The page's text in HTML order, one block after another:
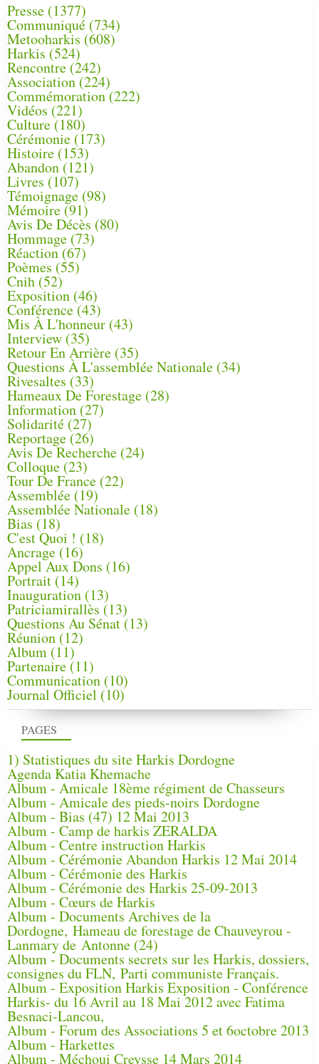
PAGES
1) Statistiques du site Harkis Dordogne
Agenda Katia Khemache
Album - Amicale 18ème régiment de Chasseurs
Album - Amicale des pieds-noirs Dordogne
Album - Bias (47) 12 Mai 2013
Album - Camp de harkis ZERALDA
Album - Centre instruction Harkis
Album - Cérémonie Abandon Harkis 12 Mai 2014
Album - Cérémonie des Harkis
Album - Cérémonie des Harkis 25-09-2013
Album - Cœurs de Harkis
Album - Documents Archives de la
Dordogne, Hameau de forestage de Chauveyrou -
Lanmary de Antonne (24)
Album - Documents secrets sur les Harkis, dossiers,
consignes du FLN, Parti communiste Français.
Album - Exposition Harkis Exposition - Conférence
Harkis- du 16 Avril au 18 Mai 2012 avec Fatima
Besnaci-Lancou,
Album - Forum des Associations 5 et 6octobre 2013
Album - Harkettes
Album - Méchoui Creysse 14 Mars 2014
Presse (1377)
Communiqué (734)
Metooharkis (608)
Harkis (524)
Rencontre (242)
Association (224)
Commémoration(222)
Vidéos (221)
Culture(180)
Cérémonie (173)
Histoire (153)
Abandon(121)
Livres (107)
Témoignage (98)
Mémoire (91)
Avis De Décès (80)
Hommage (73)
Réaction(67)
Poèmes (55)
Cnih (52)
Exposition (46)
Conférence(43)
Mis À L'honneur (43)
Interview (35)
Retour En Arrière (35)
Questions À L'assemblée Nationale (34)
Rivesaltes (33)
Hameaux De Forestage (28)
Information (27)
Solidarité (27)
Reportage (26)
Avis De Recherche (24)
Colloque (23)
Tour De France (22)
Assemblée (19)
Assemblée Nationale (18)
Bias (18)
C'est Quoi ! (18)
Ancrage (16)
Appel Aux Dons (16)
Portrait (14)
Inauguration (13)
Patriciamirallès (13)
Questions Au Sénat(13)
Réunion (12)
Album (11)
Partenaire(11)
Communication (10)
Journal Officiel (10)